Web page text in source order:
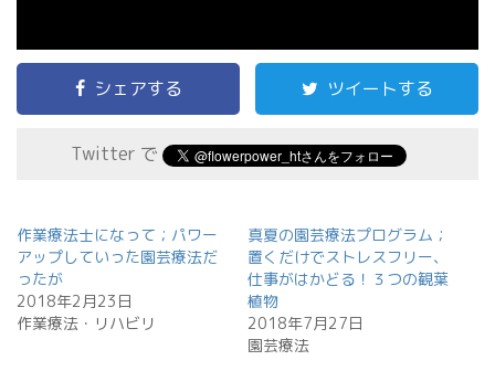
シェアする ツイートする
Twitter で
作業療法士になって；パワー
アップしていった園芸療法だ
ったが
2018年2月23日
作業療法・リハビリ
真夏の園芸療法プログラム；
置くだけでストレスフリー、
仕事がはかどる！３つの観葉
植物
2018年7月27日
園芸療法